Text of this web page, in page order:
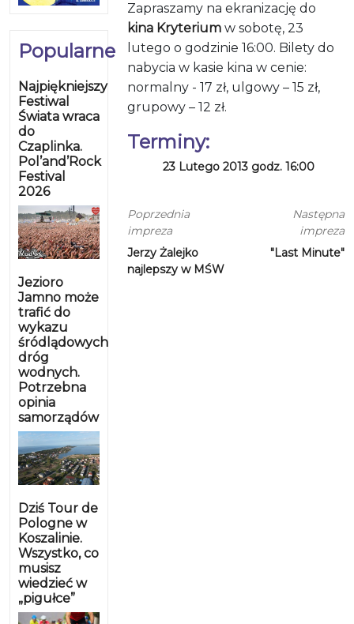
Popularne
Najpiękniejszy
Festiwal
Świata wraca
do
Czaplinka.
Pol’and’Rock
Festival
2026
Jezioro
Jamno może
trafić do
wykazu
śródlądowych
dróg
wodnych.
Potrzebna
opinia
samorządów
Dziś Tour de
Pologne w
Koszalinie.
Wszystko, co
musisz
wiedzieć w
„pigułce”
Zapraszamy na ekranizację do
kina Kryterium w sobotę, 23
lutego o godzinie 16:00. Bilety do
nabycia w kasie kina w cenie:
normalny - 17 zł, ulgowy – 15 zł,
grupowy – 12 zł.
Terminy:
23 Lutego 2013 godz. 16:00
Poprzednia
impreza
Jerzy Żalejko
najlepszy w MŚW
Następna
impreza
"Last Minute"